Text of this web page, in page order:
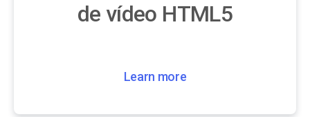
de vídeo HTML5
Learn more